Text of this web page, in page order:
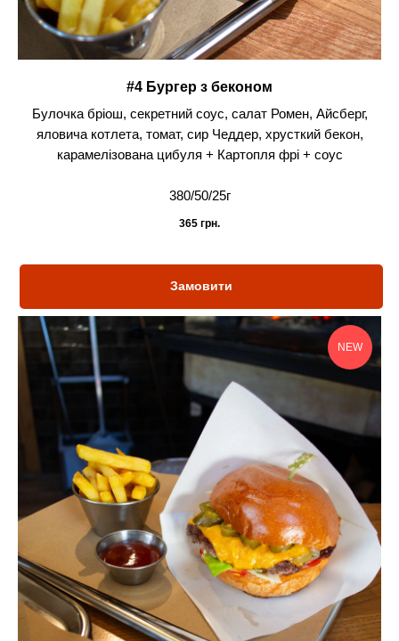
#4 Бургер з беконом
Булочка бріош, секретний соус, салат Ромен, Айсберг,
яловича котлета, томат, сир Чеддер, хрусткий бекон,
карамелізована цибуля + Картопля фрі + соус
380/50/25г
365 грн.
Замовити
NEW